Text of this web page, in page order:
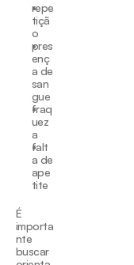
repe
tiçã
o
pres
enç
a de
san
gue
fraq
uez
a
falt
a de
ape
tite
É
importa
nte
buscar